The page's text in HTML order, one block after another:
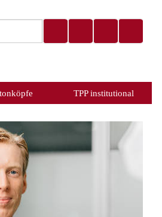
TPP institutional